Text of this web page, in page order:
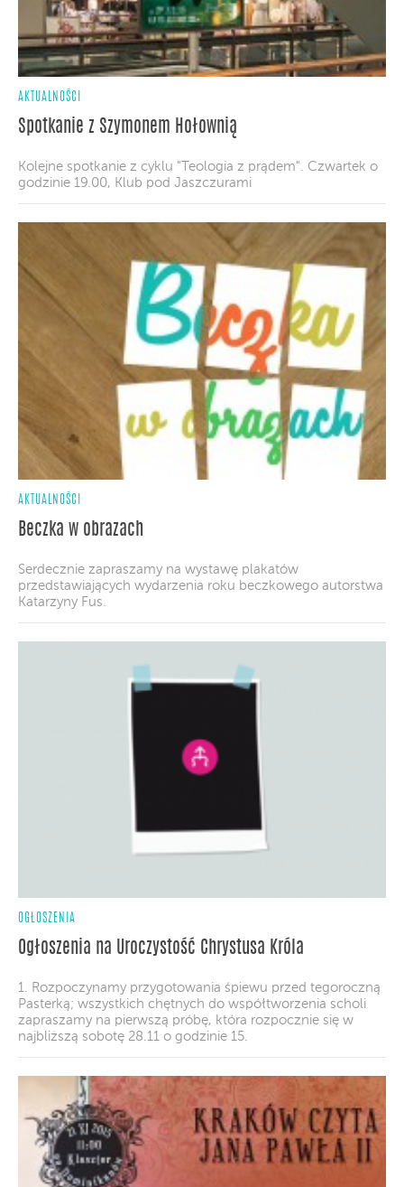
AKTUALNOŚCI
Spotkanie z Szymonem Hołownią
Kolejne spotkanie z cyklu "Teologia z prądem". Czwartek o
godzinie 19.00, Klub pod Jaszczurami
AKTUALNOŚCI
Beczka w obrazach
Serdecznie zapraszamy na wystawę plakatów
przedstawiających wydarzenia roku beczkowego autorstwa
Katarzyny Fus.
OGŁOSZENIA
Ogłoszenia na Uroczystość Chrystusa Króla
1. Rozpoczynamy przygotowania śpiewu przed tegoroczną
Pasterką; wszystkich chętnych do współtworzenia scholi
zapraszamy na pierwszą próbę, która rozpocznie się w
najbliższą sobotę 28.11 o godzinie 15.